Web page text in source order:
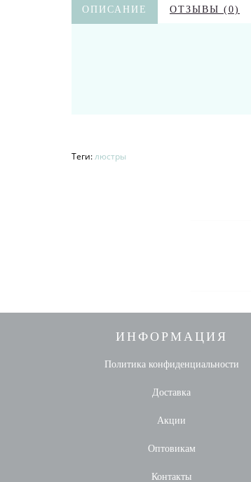
ОПИСАНИЕ ОТЗЫВЫ (0)
Теги:люстры
ИНФОРМАЦИЯ
Политика конфиденциальности
Доставка
Акции
Оптовикам
Контакты